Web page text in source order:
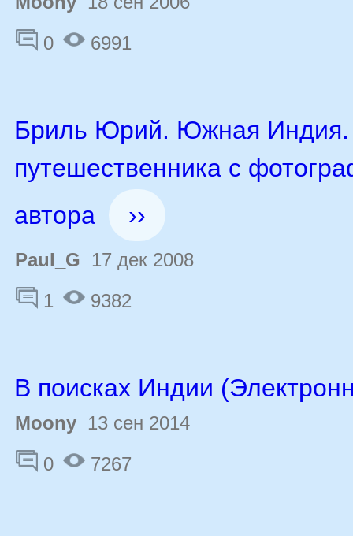
0
6991
Бриль Юрий. Южная Индия.
путешественника с
автора
››
Paul_G 17 дек 2008
1
9382
В поисках Индии
Moony 13 сен 2014
0
7267